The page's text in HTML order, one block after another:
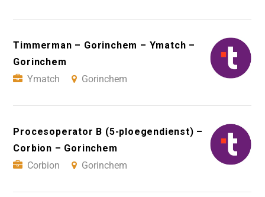
Timmerman – Gorinchem – Ymatch –
Gorinchem
Ymatch
Gorinchem
Procesoperator B (5-ploegendienst) –
Corbion – Gorinchem
Corbion
Gorinchem